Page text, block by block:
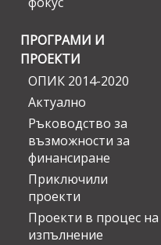
ПРОГРАМИ И
ПРОЕКТИ
ОПИК 2014-2020
Актуално
Ръководство за
възможности за
финансиране
Приключили
проекти
Проекти в процес на
изпълнение